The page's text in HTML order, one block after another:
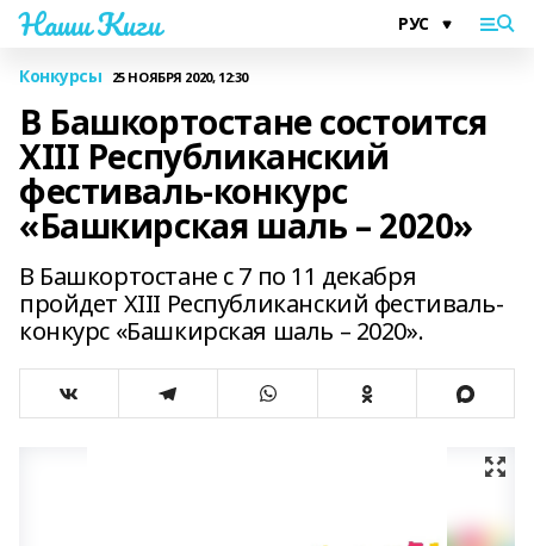
Наши Киги
Конкурсы 25 НОЯБРЯ 2020, 12:30
В Башкортостане состоится
ХIII Республиканский
фестиваль-конкурс
«Башкирская шаль – 2020»
В Башкортостане с 7 по 11 декабря
пройдет ХIII Республиканский фестиваль-
конкурс «Башкирская шаль – 2020».